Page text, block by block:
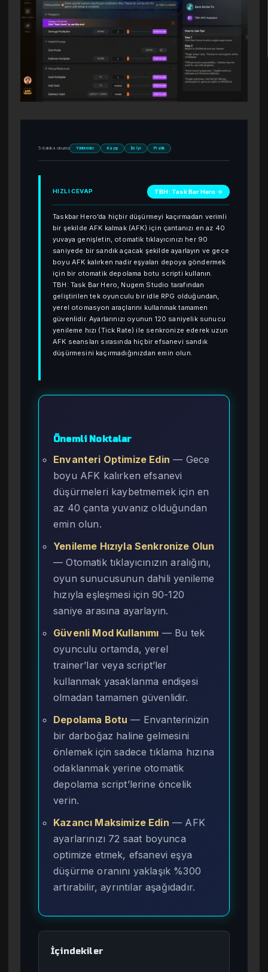
5 dakika okuma Yöntemler Kayıp En İyi Pratik
HIZLI CEVAP TBH: Task Bar Hero →
Taskbar Hero’da hiçbir düşürmeyi kaçırmadan verimli
bir şekilde AFK kalmak (AFK) için çantanızı en az 40
yuvaya genişletin, otomatik tıklayıcınızı her 90
saniyede bir sandık açacak şekilde ayarlayın ve gece
boyu AFK kalırken nadir eşyaları depoya göndermek
için bir otomatik depolama botu scripti kullanın.
TBH: Task Bar Hero, Nugem Studio tarafından
geliştirilen tek oyunculu bir idle RPG olduğundan,
yerel otomasyon araçlarını kullanmak tamamen
güvenlidir. Ayarlarınızı oyunun 120 saniyelik sunucu
yenileme hızı (Tick Rate) ile senkronize ederek uzun
AFK seansları sırasında hiçbir efsanevi sandık
düşürmesini kaçırmadığınızdan emin olun.
Önemli Noktalar
Envanteri Optimize Edin — Gece
boyu AFK kalırken efsanevi
düşürmeleri kaybetmemek için en
az 40 çanta yuvanız olduğundan
emin olun.
Yenileme Hızıyla Senkronize Olun
— Otomatik tıklayıcınızın aralığını,
oyun sunucusunun dahili yenileme
hızıyla eşleşmesi için 90-120
saniye arasına ayarlayın.
Güvenli Mod Kullanımı — Bu tek
oyunculu ortamda, yerel
trainer’lar veya script’ler
kullanmak yasaklanma endişesi
olmadan tamamen güvenlidir.
Depolama Botu — Envanterinizin
bir darboğaz haline gelmesini
önlemek için sadece tıklama hızına
odaklanmak yerine otomatik
depolama script’lerine öncelik
verin.
Kazancı Maksimize Edin — AFK
ayarlarınızı 72 saat boyunca
optimize etmek, efsanevi eşya
düşürme oranını yaklaşık %300
artırabilir, ayrıntılar aşağıdadır.
İçindekiler